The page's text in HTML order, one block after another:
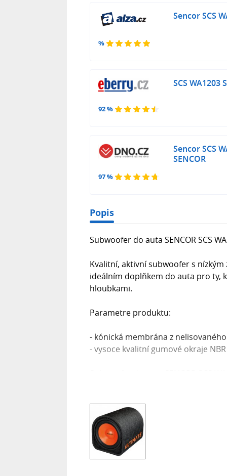
%
Sencor SCS
92 %
SCS WA1203
97 %
Sencor SCS
SENCOR
Popis
Subwoofer do auta SENCOR SCS
Kvalitní, aktivní subwoofer s
ideálním doplňkem do auta pro ty,
hloubkami.
Parametre produktu:
- kónická membrána z
- vysoce kvalitní gumové okraje NBR
ideálním doplňkem do auta pro ty,
hloubkami.
Parametre produktu: